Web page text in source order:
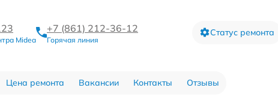
Midea
+7 (861) 212-36-12
Горячая линия
Статус ремонта
Цена ремонта Вакансии Контакты Отзывы